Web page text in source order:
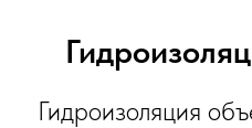
Гидроизоляция